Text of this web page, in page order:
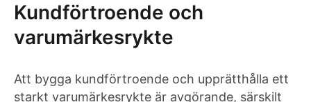
Kundförtroende och
varumärkesrykte
Att bygga kundförtroende och upprätthålla ett
starkt varumärkesrykte är avgörande, särskilt